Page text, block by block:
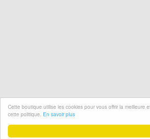
Cette boutique utilise les cookies pour vous offrir la
cette politique. En savoir plus